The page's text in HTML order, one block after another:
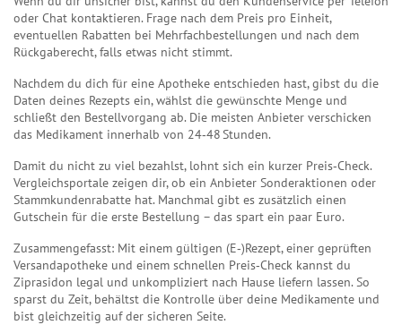
oder Chat kontaktieren. Frage nach dem Preis pro Einheit,
eventuellen Rabatten bei Mehrfachbestellungen und nach dem
Rückgaberecht, falls etwas nicht stimmt.
Nachdem du dich für eine Apotheke entschieden hast, gibst du die
Daten deines Rezepts ein, wählst die gewünschte Menge und
schließt den Bestellvorgang ab. Die meisten Anbieter verschicken
das Medikament innerhalb von 24‑48 Stunden.
Damit du nicht zu viel bezahlst, lohnt sich ein kurzer Preis‑Check.
Vergleichsportale zeigen dir, ob ein Anbieter Sonderaktionen oder
Stammkundenrabatte hat. Manchmal gibt es zusätzlich einen
Gutschein für die erste Bestellung – das spart ein paar Euro.
Zusammengefasst: Mit einem gültigen (E‑)Rezept, einer geprüften
Versandapotheke und einem schnellen Preis‑Check kannst du
Ziprasidon legal und unkompliziert nach Hause liefern lassen. So
sparst du Zeit, behältst die Kontrolle über deine Medikamente und
bist gleichzeitig auf der sicheren Seite.